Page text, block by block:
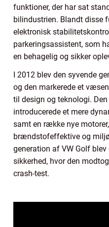
funktioner, der har sat
bilindustrien. Blandt disse
elektronisk
parkeringsassistent, som
en behagelig og sikker
I 2012 blev den syvende
og den markerede et
til design og teknologi.
introducerede et mere
samt en række nye
brændstofeffektive og
generation af VW Golf
sikkerhed, hvor den
crash-test.